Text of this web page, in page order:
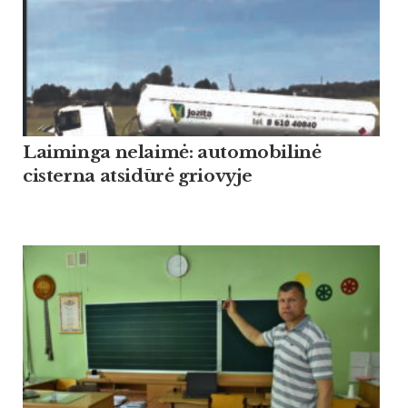
Laiminga nelaimė: automobilinė
cisterna atsidūrė griovyje